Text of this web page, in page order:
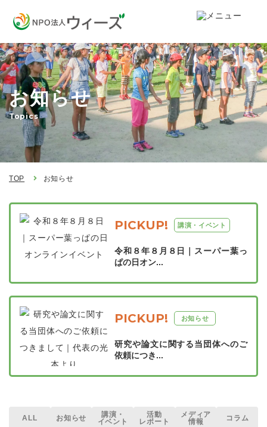
お知らせ
Topics
TOP お知らせ
PICKUP! 講演・イベント
令和８年８月８日｜スーパー葉っ
ぱの日オン...
PICKUP! お知らせ
研究や論文に関する当団体へのご
依頼につき...
ALL お知らせ
講演・
イベント
活動
レポート
メディア
情報
コラム